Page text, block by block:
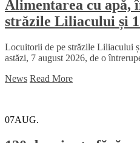
Alimentarea cu apă,
străzile Liliacului și
Locuitorii de pe străzile Liliacului
astăzi, 7 august 2026, de o
News Read More
07AUG.